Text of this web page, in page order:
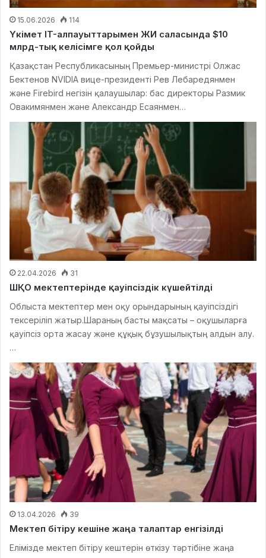
15.06.2026 114
Үкімет IT-алпауыттарымен ЖИ саласында $10
млрд-тық келісімге қол қойды
Қазақстан Республикасының Премьер-министрі Олжас
Бектенов NVIDIA вице-президенті Рев Лебаредянмен
және Firebird негізін қалаушылар: бас директоры Размик
Овакимянмен және Александр Есаянмен…
22.04.2026 31
ШҚО мектептерінде қауіпсіздік күшейтілді
Облыста мектептер мен оқу орындарының қауіпсіздігі
тексеріліп жатыр.Шараның басты мақсаты – оқушыларға
қауіпсіз орта жасау және құқық бұзушылықтың алдын алу.
…
13.04.2026 39
Мектеп бітіру кешіне жаңа талаптар енгізілді
Елімізде мектеп бітіру кештерін өткізу тәртібіне жаңа